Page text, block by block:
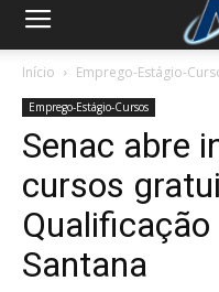
Início Emprego-Estágio-
Emprego-Estágio-Cursos
Senac abre
cursos
Santana